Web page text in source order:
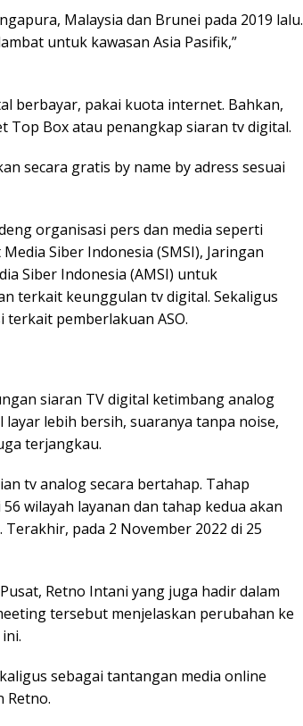
Malaysia dan Brunei pada 2019 lalu.
untuk kawasan Asia Pasifik,”
berbayar, pakai kuota internet. Bahkan,
Top Box atau penangkap siaran tv digital.
secara gratis by name by adress sesuai
organisasi pers dan media seperti
Siber Indonesia (SMSI), Jaringan
Siber Indonesia (AMSI) untuk
terkait keunggulan tv digital. Sekaligus
pemberlakuan ASO.
siaran TV digital ketimbang analog
lebih bersih, suaranya tanpa noise,
terjangkau.
tv analog secara bertahap. Tahap
wilayah layanan dan tahap kedua akan
pada 2 November 2022 di 25
Retno Intani yang juga hadir dalam
tersebut menjelaskan perubahan ke
sebagai tantangan media online
Retno.